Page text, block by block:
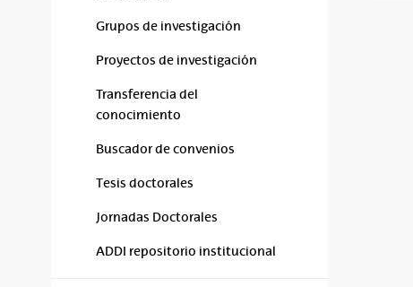
Grupos de investigación
Proyectos de investigación
Transferencia del
conocimiento
Buscador de convenios
Tesis doctorales
Jornadas Doctorales
ADDI repositorio institucional